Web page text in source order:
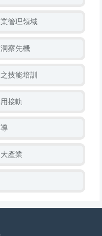
管理領域
察先機
技能培訓
接軌
產業